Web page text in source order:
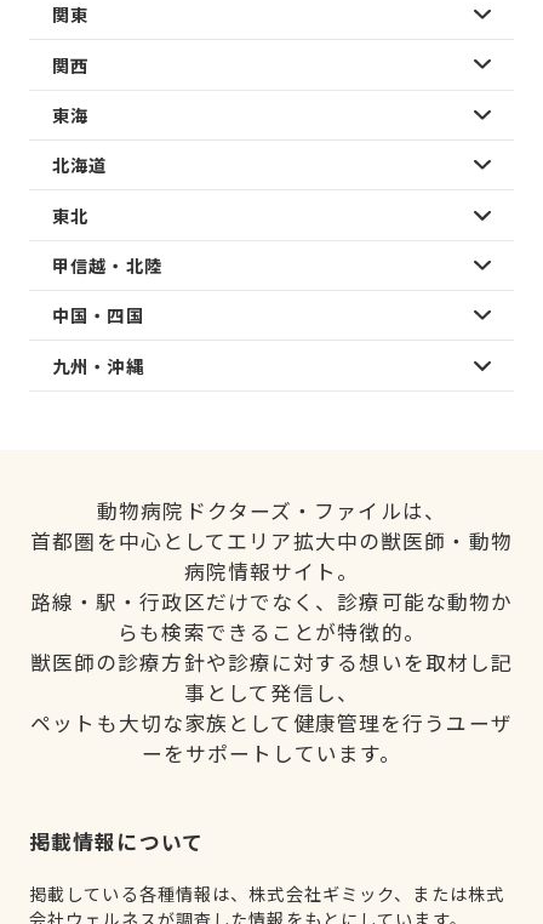
関東
関西
東海
北海道
東北
甲信越・北陸
中国・四国
九州・沖縄
動物病院ドクターズ・ファイルは、
首都圏を中心としてエリア拡大中の獣医師・動物
病院情報サイト。
路線・駅・行政区だけでなく、診療可能な動物か
らも検索できることが特徴的。
獣医師の診療方針や診療に対する想いを取材し記
事として発信し、
ペットも大切な家族として健康管理を行うユーザ
ーをサポートしています。
掲載情報について
掲載している各種情報は、株式会社ギミック、または株式
会社ウェルネスが調査した情報をもとにしています。